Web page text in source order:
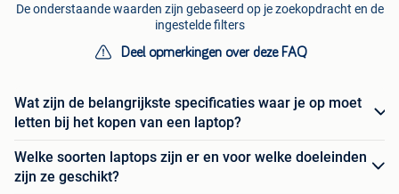
De onderstaande waarden zijn gebaseerd op je zoekopdracht en de
ingestelde filters
Deel opmerkingen over deze FAQ
Wat zijn de belangrijkste specificaties waar je op moet
letten bij het kopen van een laptop?
Welke soorten laptops zijn er en voor welke doeleinden
zijn ze geschikt?